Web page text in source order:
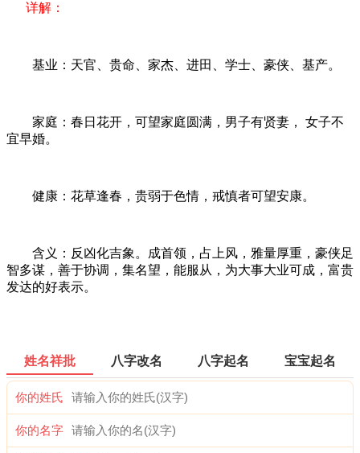
详解：
基业：天官、贵命、家杰、进田、学士、豪侠、基产。
家庭：春日花开，可望家庭圆满，男子有贤妻， 女子不
宜早婚。
健康：花草逢春，贵弱于色情，戒慎者可望安康。
含义：反凶化吉象。成首领，占上风，雅量厚重，豪侠足
智多谋，善于协调，集名望，能服从，为大事大业可成，富贵
发达的好表示。
姓名祥批 八字改名 八字起名 宝宝起名
你的姓氏
你的名字